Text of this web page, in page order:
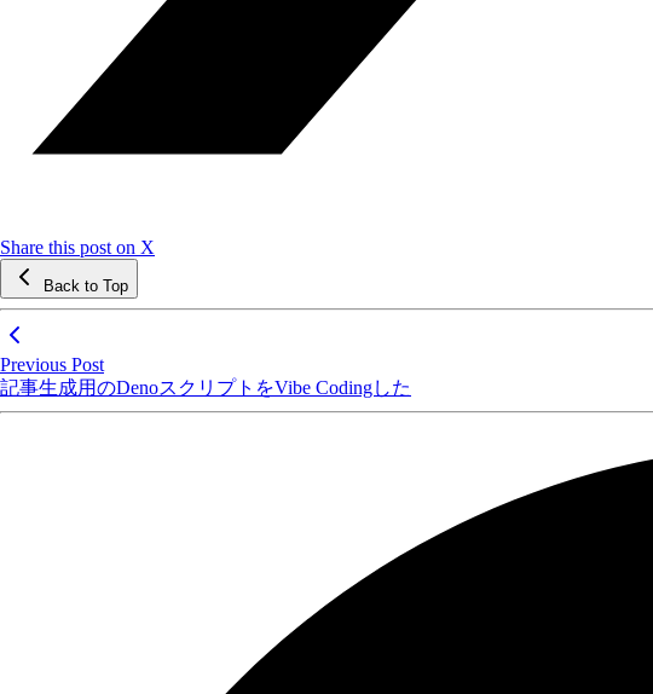
Share this post on X
Back to Top
Previous Post
記事生成用のDenoスクリプトをVibe Codingした